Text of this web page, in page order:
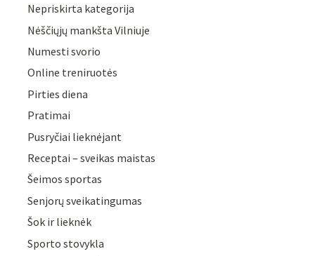
Nepriskirta kategorija
Nėščiųjų mankšta Vilniuje
Numesti svorio
Online treniruotės
Pirties diena
Pratimai
Pusryčiai lieknėjant
Receptai – sveikas maistas
Šeimos sportas
Senjorų sveikatingumas
Šok ir lieknėk
Sporto stovykla